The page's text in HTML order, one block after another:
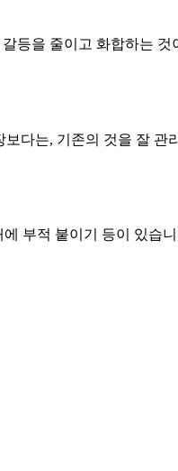
등을 줄이고 화합하는 것
다는, 기존의 것을 잘 관
부적 붙이기 등이 있습니